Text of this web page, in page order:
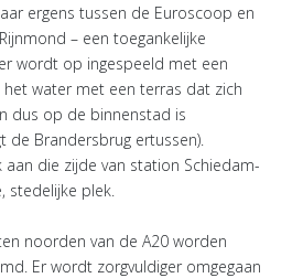
ergens tussen de Euroscoop en
– een toegankelijke
wordt op ingespeeld met een
het water met een terras dat zich
dus op de binnenstad is
de Brandersbrug ertussen).
die zijde van station Schiedam-
stedelijke plek.
noorden van de A20 worden
Er wordt zorgvuldiger omgegaan